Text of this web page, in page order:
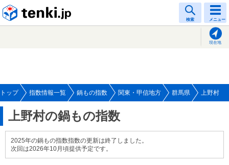
検索 メニュー
現在地
トップ 指数情報一覧 鍋もの指数 関東・甲信地方 群馬県 上野村
上野村の鍋もの指数
2025年の鍋もの指数指数の更新は終了しました。
次回は2026年10月頃提供予定です。